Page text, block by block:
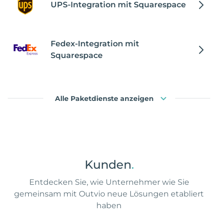
UPS-Integration mit Squarespace
Fedex-Integration mit
Squarespace
Alle Paketdienste anzeigen
Kunden.
Entdecken Sie, wie Unternehmer wie Sie
gemeinsam mit Outvio neue Lösungen etabliert
haben